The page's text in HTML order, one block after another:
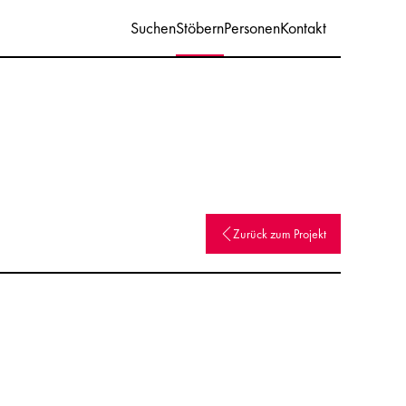
SuchenStöbernPersonenKontakt
Zurück zum Projekt